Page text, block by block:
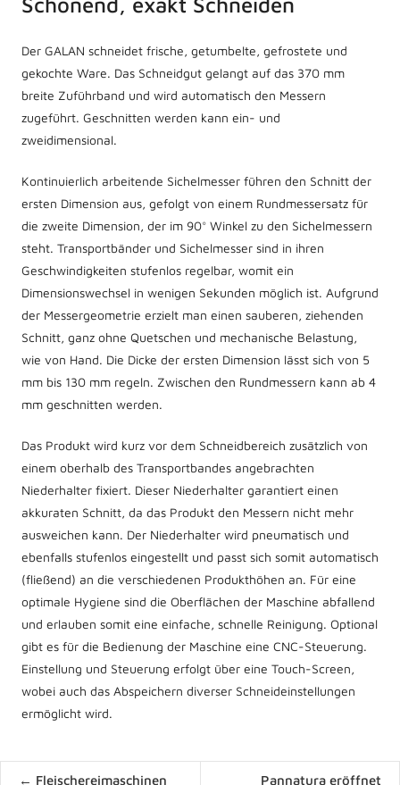
Der GALAN schneidet frische, getumbelte, gefrostete und
gekochte Ware. Das Schneidgut gelangt auf das 370 mm
breite Zuführband und wird automatisch den Messern
zugeführt. Geschnitten werden kann ein- und
zweidimensional.
Kontinuierlich arbeitende Sichelmesser führen den Schnitt der
ersten Dimension aus, gefolgt von einem Rundmessersatz für
die zweite Dimension, der im 90° Winkel zu den Sichelmessern
steht. Transportbänder und Sichelmesser sind in ihren
Geschwindigkeiten stufenlos regelbar, womit ein
Dimensionswechsel in wenigen Sekunden möglich ist. Aufgrund
der Messergeometrie erzielt man einen sauberen, ziehenden
Schnitt, ganz ohne Quetschen und mechanische Belastung,
wie von Hand. Die Dicke der ersten Dimension lässt sich von 5
mm bis 130 mm regeln. Zwischen den Rundmessern kann ab 4
mm geschnitten werden.
Das Produkt wird kurz vor dem Schneidbereich zusätzlich von
einem oberhalb des Transportbandes angebrachten
Niederhalter fixiert. Dieser Niederhalter garantiert einen
akkuraten Schnitt, da das Produkt den Messern nicht mehr
ausweichen kann. Der Niederhalter wird pneumatisch und
ebenfalls stufenlos eingestellt und passt sich somit automatisch
(fließend) an die verschiedenen Produkthöhen an. Für eine
optimale Hygiene sind die Oberflächen der Maschine abfallend
und erlauben somit eine einfache, schnelle Reinigung. Optional
gibt es für die Bedienung der Maschine eine CNC-Steuerung.
Einstellung und Steuerung erfolgt über eine Touch-Screen,
wobei auch das Abspeichern diverser Schneideinstellungen
ermöglicht wird.
Posts
← Fleischereimaschinen
Pannatura eröffnet